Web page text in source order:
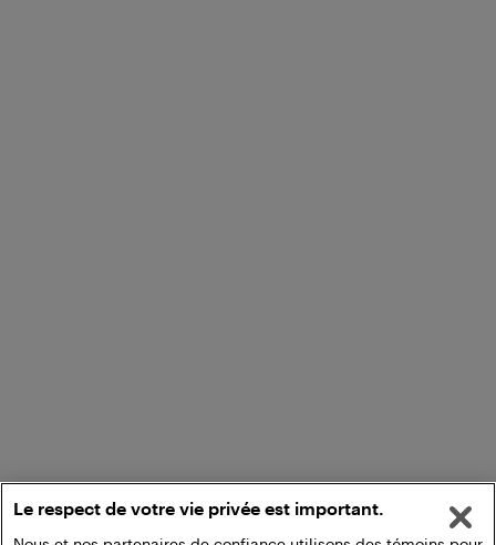
Le respect de votre vie privée est important.